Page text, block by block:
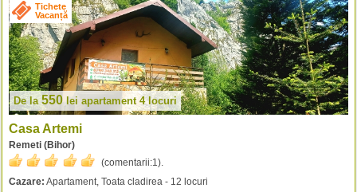
Tichete
Vacanță
De la550 lei apartament 4 locuri
Casa Artemi
Remeti (Bihor)
(comentarii:1).
Cazare: Apartament, Toata cladirea - 12 locuri